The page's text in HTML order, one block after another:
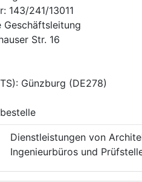
143/241/13011
Geschäftsleitung
Str. 16
Günzburg (DE278)
Dienstleistungen von
Ingenieurbüros und